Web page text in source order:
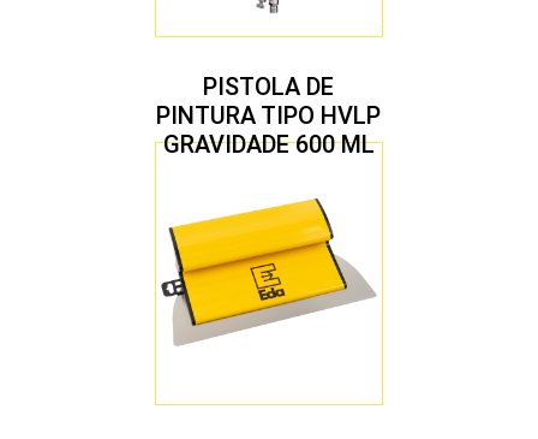
PISTOLA DE
PINTURA TIPO HVLP
GRAVIDADE 600 ML
1,7 MM